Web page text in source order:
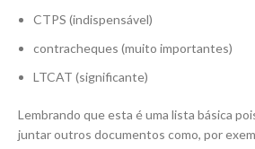
CTPS (indispensável)
contracheques (muito importantes)
LTCAT (significante)
Lembrando que esta é uma lista básica
juntar outros documentos como, por